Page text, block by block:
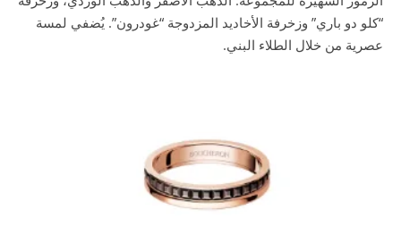
“كلو دو باري” وزخرفة الأخاديد المزدوجة “غودرون”. يُضفي لمسة
عصرية من خلال الطلاء البني.